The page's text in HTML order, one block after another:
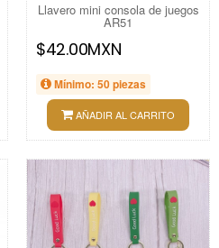
Llavero mini consola de juegos
AR51
$42.00MXN
Mínimo: 50 piezas
AÑADIR AL CARRITO